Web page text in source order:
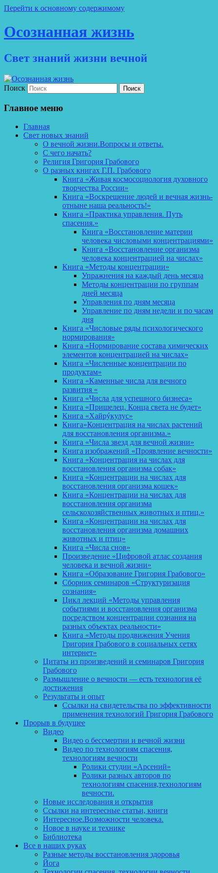
Перейти к основному содержимому
Осознанная жизнь
Свет знаний жизни вечной
Поиск
Главное меню
Главная
Свет новых знаний
О вечной жизни.Вопросы и ответы.
С чего начать?
Религия Григория Грабового
О разных книгах Г.П. Грабового
Книга «Живая космосоциология духовного
творчества России»
Книга «Воскрешение людей и вечная жизнь-
отныне наша реальность!»
Книга «Практика управления. Путь
спасения.»
Книга «Восстановление материи
человека числовыми концентрациями»
Книга «Восстановление организма
человека концентрацией на числах»
Книга «Методы концентрации»
Упражнения на каждый день месяца
Методы концентрации по группам
дней месяца
Управления по дням месяца
Управление по дням недели и по часам
дня
Книга «Числовые ряды психологического
нормирования»
Книга «Нормирование состава химических
элементов концентрацией на числах»
Книга «Численные концентрации по
продуктам»
Книга «Каменные числа для вечного
развития «
Книга «Числа для успешного бизнеса»
Книга «Пришелец. Конца света не будет»
Книга «Хайрýкулус»
Книга»Концентрация на числах растений
для восстановления организма.»
Книга «Числа звезд для вечной жизни»
Книга изображений «Проявление вечности»
Книга «Концентрация на числах для
восстановления организма собак»
Книга «Концентрации на числах для
восстановления организма кошек»
Книга «Концентрации на числах для
восстановления организма
сельскохозяйственных животных и птиц.»
Книга «Концентрации на числах для
восстановления организма домашних
животных и птиц»
Книга «Числа снов»
Произведение «Цифровой атлас создания
человека и вечной жизни»
Книга «Образование Григория Грабового»
Сборник семинаров «Структуризация
сознания»
Цикл лекций «Методы управления
событиями и восстановления организма
посредством концентрации сознания на
разных объектах реальности»
Книга «Методы продвижения Учения
Григория Грабового в социальных сетях
интернет»
Цитаты из произведений и семинаров Григория
Грабового
Размышление о вечности — есть технология её
достижения
Результаты и опыт
Ссылки на свидетельства по эффективности
применения технологий Григория Грабового
Прорыв в будущее
Видео
Видео о бессмертии и вечной жизни
Видео по технологиям спасения,
технологиям вечности
Ролики студии «Арсений»
Ролики разных авторов по
технологиям спасения,технологиям
вечности.
Новые исследования и открытия
Ссылки на интересные статьи, книги
Интересное.Возможности человека.
Новое в науке и технике
Библиотека
Все в наших руках
Разные методы восстановления здоровья
Йога